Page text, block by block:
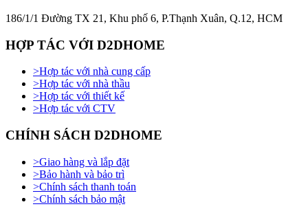
186/1/1 Đường TX 21, Khu phố 6, P.Thạnh Xuân, Q.12, HCM
HỢP TÁC VỚI D2DHOME
>Hợp tác với nhà cung cấp
>Hợp tác với nhà thầu
>Hợp tác với thiết kế
>Hợp tác với CTV
CHÍNH SÁCH D2DHOME
>Giao hàng và lắp đặt
>Bảo hành và bảo trì
>Chính sách thanh toán
>Chính sách bảo mật